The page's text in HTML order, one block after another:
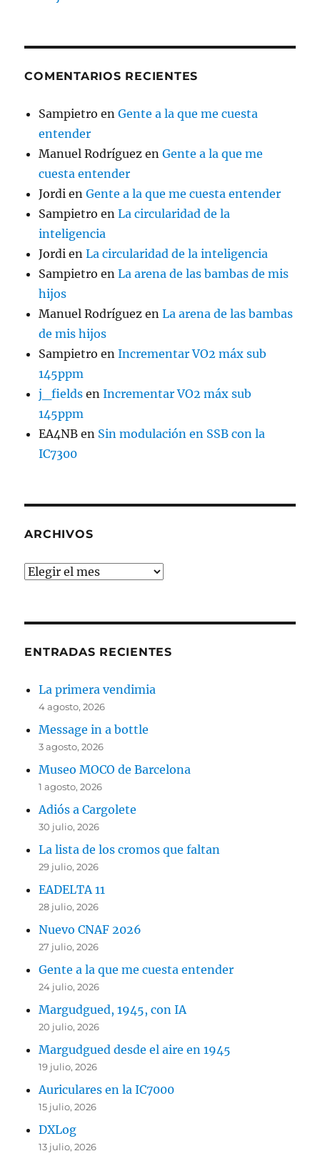
COMENTARIOS RECIENTES
Sampietro enGente a la que me cuesta
entender
Manuel Rodríguez enGente a la que me
cuesta entender
Jordi enGente a la que me cuesta entender
Sampietro enLa circularidad de la
inteligencia
Jordi enLa circularidad de la inteligencia
Sampietro enLa arena de las bambas de mis
hijos
Manuel Rodríguez enLa arena de las bambas
de mis hijos
Sampietro enIncrementar VO2 máx sub
145ppm
j_fields enIncrementar VO2 máx sub
145ppm
EA4NB en Sin modulación en SSB con la
IC7300
ARCHIVOS
Archivos
ENTRADAS RECIENTES
La primera vendimia
4 agosto, 2026
Message in a bottle
3 agosto, 2026
Museo MOCO de Barcelona
1 agosto, 2026
Adiós a Cargolete
30 julio, 2026
La lista de los cromos que faltan
29 julio, 2026
EADELTA 11
28 julio, 2026
Nuevo CNAF 2026
27 julio, 2026
Gente a la que me cuesta entender
24 julio, 2026
Margudgued, 1945, con IA
20 julio, 2026
Margudgued desde el aire en 1945
19 julio, 2026
Auriculares en la IC7000
15 julio, 2026
DXLog
13 julio, 2026